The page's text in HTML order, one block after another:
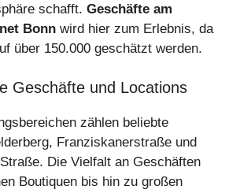
schafft. Geschäfte am
Bonn wird hier zum Erlebnis, da
über 150.000 geschätzt werden.
Geschäfte und Locations
zählen beliebte
Franziskanerstraße und
Die Vielfalt an Geschäften
Boutiquen bis hin zu großen